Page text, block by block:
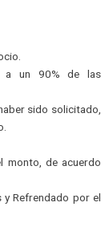
a un 90% de las
sido solicitado,
monto, de acuerdo
Refrendado por el